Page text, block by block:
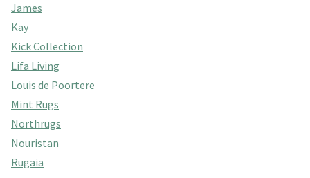
James
Kay
Kick Collection
Lifa Living
Louis de Poortere
Mint Rugs
Northrugs
Nouristan
Rugaia